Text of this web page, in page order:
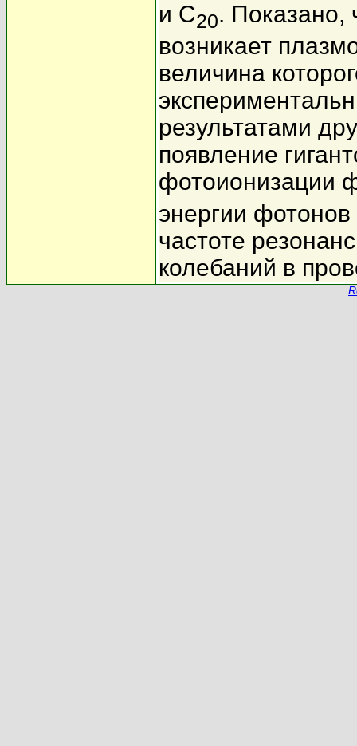
и C20. Показано,
возникает
величина
результатами
появление
фотоионизации
энергии фотонов
частоте
колебаний в